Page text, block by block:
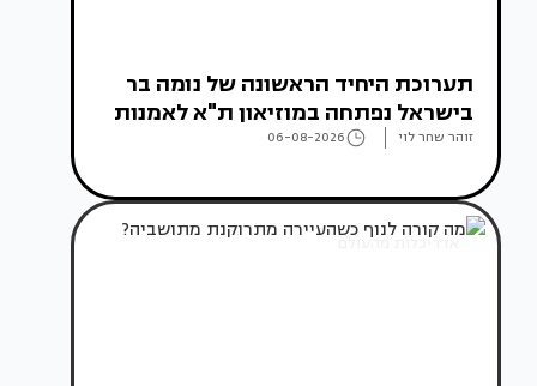
תערוכת היחיד הראשונה של נומה בר
בישראל נפתחה במוזיאון ת"א לאמנות
זוהר שחר לוי 06-08-2026
אדריכלות מהעולם